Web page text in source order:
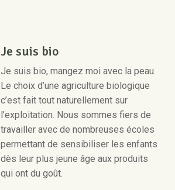
Je suis bio
Je suis bio, mangez moi avec la peau.
Le choix d’une agriculture biologique
c’est fait tout naturellement sur
l’exploitation. Nous sommes fiers de
travailler avec de nombreuses écoles
permettant de sensibiliser les enfants
dès leur plus jeune âge aux produits
qui ont du goût.